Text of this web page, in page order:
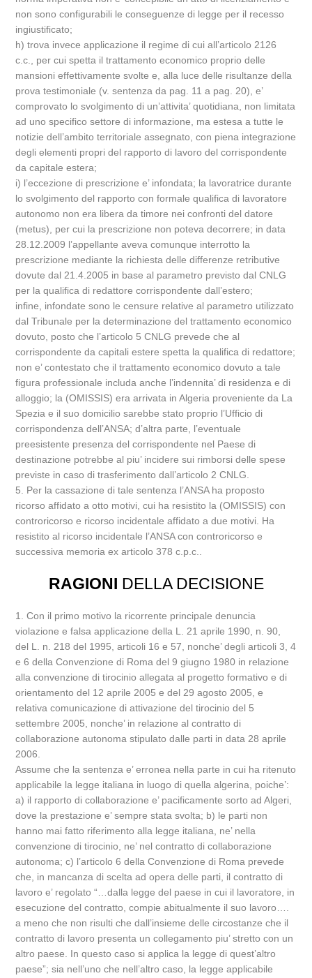
non sono configurabili le conseguenze di legge per il recesso
ingiustificato;
h) trova invece applicazione il regime di cui all’articolo 2126
c.c., per cui spetta il trattamento economico proprio delle
mansioni effettivamente svolte e, alla luce delle risultanze della
prova testimoniale (v. sentenza da pag. 11 a pag. 20), e’
comprovato lo svolgimento di un’attivita’ quotidiana, non limitata
ad uno specifico settore di informazione, ma estesa a tutte le
notizie dell’ambito territoriale assegnato, con piena integrazione
degli elementi propri del rapporto di lavoro del corrispondente
da capitale estera;
i) l’eccezione di prescrizione e’ infondata; la lavoratrice durante
lo svolgimento del rapporto con formale qualifica di lavoratore
autonomo non era libera da timore nei confronti del datore
(metus), per cui la prescrizione non poteva decorrere; in data
28.12.2009 l’appellante aveva comunque interrotto la
prescrizione mediante la richiesta delle differenze retributive
dovute dal 21.4.2005 in base al parametro previsto dal CNLG
per la qualifica di redattore corrispondente dall’estero;
infine, infondate sono le censure relative al parametro utilizzato
dal Tribunale per la determinazione del trattamento economico
dovuto, posto che l’articolo 5 CNLG prevede che al
corrispondente da capitali estere spetta la qualifica di redattore;
non e’ contestato che il trattamento economico dovuto a tale
figura professionale includa anche l’indennita’ di residenza e di
alloggio; la (OMISSIS) era arrivata in Algeria proveniente da La
Spezia e il suo domicilio sarebbe stato proprio l’Ufficio di
corrispondenza dell’ANSA; d’altra parte, l’eventuale
preesistente presenza del corrispondente nel Paese di
destinazione potrebbe al piu’ incidere sui rimborsi delle spese
previste in caso di trasferimento dall’articolo 2 CNLG.
5. Per la cassazione di tale sentenza l’ANSA ha proposto
ricorso affidato a otto motivi, cui ha resistito la (OMISSIS) con
controricorso e ricorso incidentale affidato a due motivi. Ha
resistito al ricorso incidentale l’ANSA con controricorso e
successiva memoria ex articolo 378 c.p.c..
RAGIONI DELLA DECISIONE
1. Con il primo motivo la ricorrente principale denuncia
violazione e falsa applicazione della L. 21 aprile 1990, n. 90,
del L. n. 218 del 1995, articoli 16 e 57, nonche’ degli articoli 3, 4
e 6 della Convenzione di Roma del 9 giugno 1980 in relazione
alla convenzione di tirocinio allegata al progetto formativo e di
orientamento del 12 aprile 2005 e del 29 agosto 2005, e
relativa comunicazione di attivazione del tirocinio del 5
settembre 2005, nonche’ in relazione al contratto di
collaborazione autonoma stipulato dalle parti in data 28 aprile
2006.
Assume che la sentenza e’ erronea nella parte in cui ha ritenuto
applicabile la legge italiana in luogo di quella algerina, poiche’:
a) il rapporto di collaborazione e’ pacificamente sorto ad Algeri,
dove la prestazione e’ sempre stata svolta; b) le parti non
hanno mai fatto riferimento alla legge italiana, ne’ nella
convenzione di tirocinio, ne’ nel contratto di collaborazione
autonoma; c) l’articolo 6 della Convenzione di Roma prevede
che, in mancanza di scelta ad opera delle parti, il contratto di
lavoro e’ regolato “…dalla legge del paese in cui il lavoratore, in
esecuzione del contratto, compie abitualmente il suo lavoro….
a meno che non risulti che dall’insieme delle circostanze che il
contratto di lavoro presenta un collegamento piu’ stretto con un
altro paese. In questo caso si applica la legge di quest’altro
paese”; sia nell’uno che nell’altro caso, la legge applicabile